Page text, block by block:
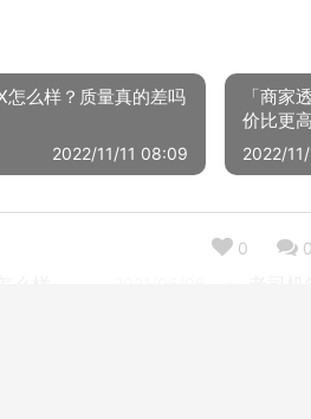
0 0
怎么样？质量真的差吗
2022/11/11 08:09
「商家
价比更高
2022/